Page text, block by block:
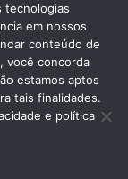
2000.
tecnologias
em nossos
conteúdo de
você concorda
estamos aptos
tais finalidades.
e política